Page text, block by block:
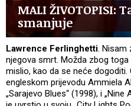
MALI ŽIVOTOPISI:
smanjuje
Lawrence Ferlinghetti. Nisam
njegova smrt. Možda zbog
mislio, kao da se neće dogoditi.
engleskom prijevodu Ammiela
„Sarajevo Blues“ (1998), i